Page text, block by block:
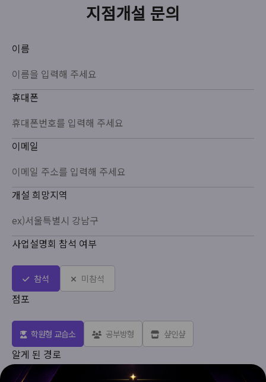
지점개설 문의
이름
휴대폰
이메일
개설 희망지역
사업설명회 참석 여부
참석 미참석
점포
학원형 교습소 공부방형 샾인샾
알게 된 경로